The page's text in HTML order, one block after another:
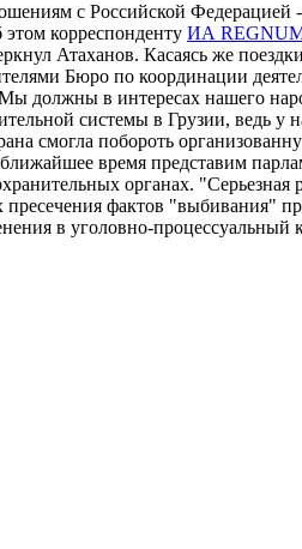
с Российской Федерацией -
корреспонденту ИА
Атаханов. Касаясь же
Бюро по координации
должны в интересах нашего
системы в Грузии, ведь у
смогла побороть
время представим
органах. "Серьезная
фактов "выбивания"
в уголовно-процессуальный